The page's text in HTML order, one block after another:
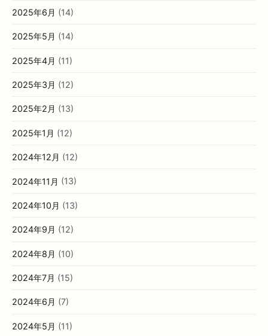
2025年6月 (14)
2025年5月 (14)
2025年4月 (11)
2025年3月 (12)
2025年2月 (13)
2025年1月 (12)
2024年12月 (12)
2024年11月 (13)
2024年10月 (13)
2024年9月 (12)
2024年8月 (10)
2024年7月 (15)
2024年6月 (7)
2024年5月 (11)